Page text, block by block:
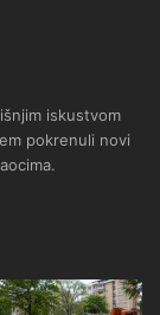
iskustvom
pokrenuli novi